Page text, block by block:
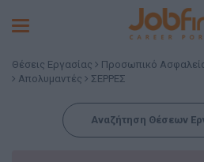
Toggle
Θέσεις Εργασίας
Προσωπικό
Απολυμαντές
ΣΕΡΡΕΣ
Αναζήτηση Θέσεων